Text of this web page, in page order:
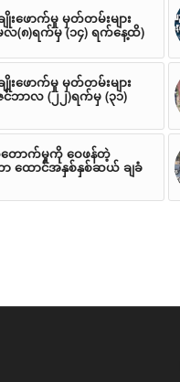
ဖောက်မှု မှတ်တမ်းများ
ေလ(၈)ရက်မှ (၁၄) ရက်နေ့ထိ)
ဖောက်မှု မှတ်တမ်းများ
င်ဘာလ (၂၂)ရက်မှ (၃၁)
တောက်မှုကို ဝေဖန်တဲ့
ထောင်အနှစ်နှစ်ဆယ် ချခံ